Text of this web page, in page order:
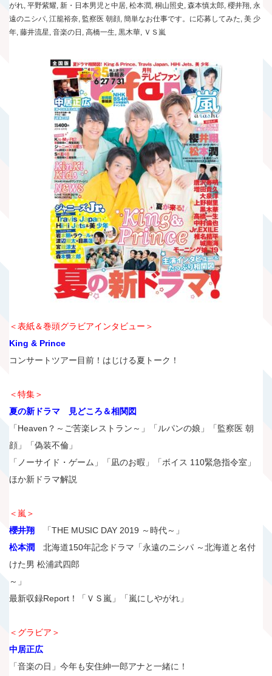
がれ, 平野紫耀, 新・日本男児と中居, 松本潤, 桐山照史 , 森本慎太郎, 櫻井翔, 永
遠のニシパ, 江籠裕奈, 監察医 朝顔, 簡単なお仕事です。に応募してみた, 美 少
年, 藤井流星, 音楽の日 , 高橋一生, 黒木華, ＶＳ嵐
＜表紙＆巻頭グラビアインタビュー＞
King & Prince
コンサートツアー目前！はじける夏トーク！
＜特集＞
夏の新ドラマ 見どころ＆相関図
「Heaven？～ご苦楽レストラン～」「ルパンの娘」「監察医 朝
顔」「偽装不倫」
「ノーサイド・ゲーム」「凪のお暇」「ボイス 110緊急指令室」
ほか新ドラマ解説
＜嵐＞
櫻井翔 「THE MUSIC DAY 2019 ～時代～」
松本潤 北海道150年記念ドラマ「永遠のニシパ ～北海道と名付
けた男 松浦武四郎
～」
最新収録Report！「ＶＳ嵐」「嵐にしやがれ」
＜グラビア＞
中居正広
「音楽の日」今年も安住紳一郎アナと一緒に！